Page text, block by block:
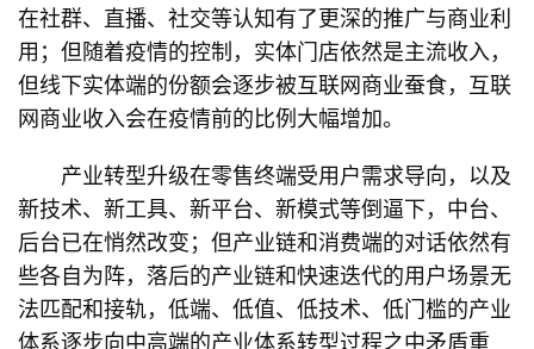
在社群、直播、社交等认知有了更深的推广与商业利
用；但随着疫情的控制，实体门店依然是主流收入，
但线下实体端的份额会逐步被互联网商业蚕食，互联
网商业收入会在疫情前的比例大幅增加。
产业转型升级在零售终端受用户需求导向，以及
新技术、新工具、新平台、新模式等倒逼下，中台、
后台已在悄然改变；但产业链和消费端的对话依然有
些各自为阵，落后的产业链和快速迭代的用户场景无
法匹配和接轨，低端、低值、低技术、低门槛的产业
体系逐步向中高端的产业体系转型过程之中矛盾重